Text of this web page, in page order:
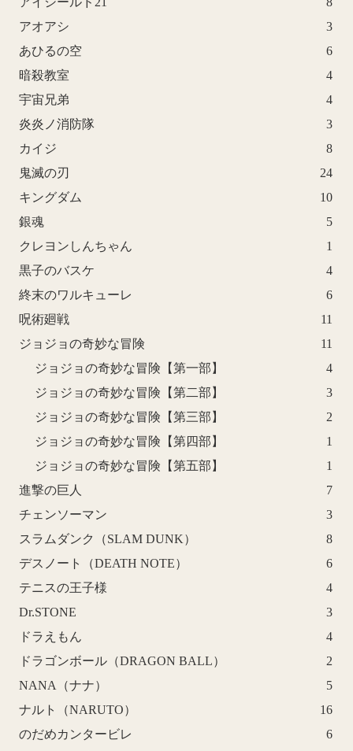
アオアシ
3
あひるの空
6
暗殺教室
4
宇宙兄弟
4
炎炎ノ消防隊
3
カイジ
8
鬼滅の刃
24
キングダム
10
銀魂
5
クレヨンしんちゃん
1
黒子のバスケ
4
終末のワルキューレ
6
呪術廻戦
11
ジョジョの奇妙な冒険
11
ジョジョの奇妙な冒険【第一部】
4
ジョジョの奇妙な冒険【第二部】
3
ジョジョの奇妙な冒険【第三部】
2
ジョジョの奇妙な冒険【第四部】
1
ジョジョの奇妙な冒険【第五部】
1
進撃の巨人
7
チェンソーマン
3
スラムダンク（SLAM DUNK）
8
デスノート（DEATH NOTE）
6
テニスの王子様
4
Dr.STONE
3
ドラえもん
4
ドラゴンボール（DRAGON BALL）
2
NANA（ナナ）
5
ナルト（NARUTO）
16
のだめカンタービレ
6